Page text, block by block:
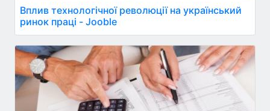
Вплив технологічної революції на український
ринок праці - Jooble